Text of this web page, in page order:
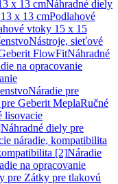
x 13 cmNáhradné diely
x 13 cmPodlahové
vtoky 15 x 15
Nástroje, sieťové
FlowFitNáhradné
na opracovanie
Náradie pre
Geberit MeplaRučné
lisovacie
Náhradné diely pre
náradie, kompatibilita
[2]Náradie
na opracovanie
pre Zátky pre tlakovú